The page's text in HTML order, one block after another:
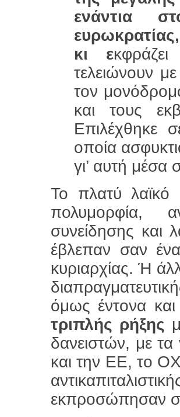
ενάντια
κι ε
τελειώνουν
τον
και τους
Επιλέχθηκε
οποία
γι’ αυτή μέσα
Το πλατύ λαϊκό
πολυμορφία,
συνείδησης και
έβλεπαν σαν
κυριαρχίας. Ή
όμως έντονα
τριπλής ρήξης
δανειστών, με
και την ΕΕ, το
εκπροσώπησαν